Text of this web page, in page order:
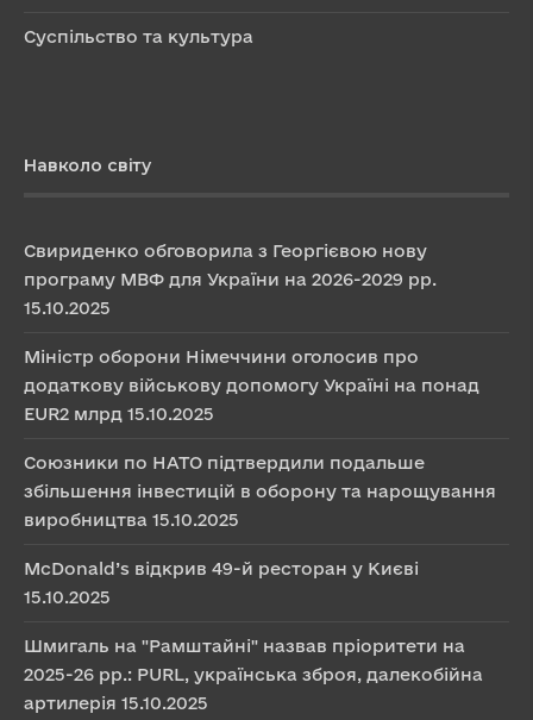
Суспільство та культура
Навколо світу
Свириденко обговорила з Георгієвою нову
програму МВФ для України на 2026-2029 рр.
15.10.2025
Міністр оборони Німеччини оголосив про
додаткову військову допомогу Україні на понад
EUR2 млрд 15.10.2025
Союзники по НАТО підтвердили подальше
збільшення інвестицій в оборону та нарощування
виробництва 15.10.2025
McDonald’s відкрив 49-й ресторан у Києві
15.10.2025
Шмигаль на "Рамштайні" назвав пріоритети на
2025-26 рр.: PURL, українська зброя, далекобійна
артилерія 15.10.2025